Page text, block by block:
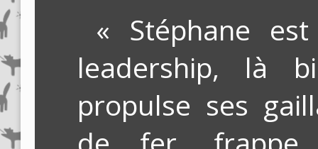
« Stéphane
leadership, là
propulse ses